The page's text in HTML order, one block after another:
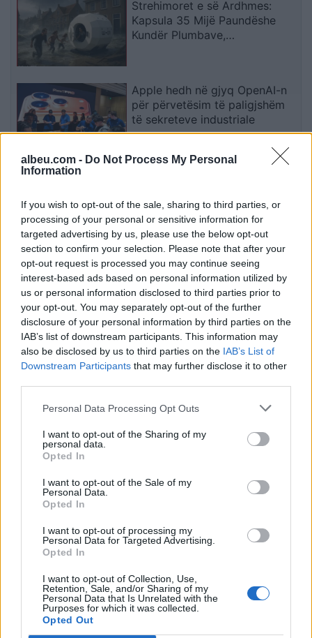
albeu.com - Do Not Process My Personal
Information
If you wish to opt-out of the sale, sharing to third parties, or
processing of your personal or sensitive information for
targeted advertising by us, please use the below opt-out
section to confirm your selection. Please note that after your
opt-out request is processed you may continue seeing
interest-based ads based on personal information utilized by
us or personal information disclosed to third parties prior to
your opt-out. You may separately opt-out of the further
disclosure of your personal information by third parties on the
IAB’s list of downstream participants. This information may
also be disclosed by us to third parties on the IAB’s List of
Downstream Participants that may further disclose it to other
Personal Data Processing Opt Outs
I want to opt-out of the Sharing of my
personal data.
Opted In
I want to opt-out of the Sale of my
Personal Data.
Opted In
I want to opt-out of processing my
Personal Data for Targeted Advertising.
Opted In
I want to opt-out of Collection, Use,
Retention, Sale, and/or Sharing of my
Personal Data that Is Unrelated with the
Purposes for which it was collected.
Opted Out
Strehimoret e së Ardhmes:
Kapsula 35 Mijë Paundëshe
Kundër Plumbave,
Apple hedh në gjyq OpenAI-n
për përvetësim të paligjshëm
të sekreteve industriale
Google, kërkimet arrijnë nivele
të papara
Kina zbulon robotë humanoidë
tepër realistë, të projektuar për
shoqëri afatgjatë
Esim for Global|Esim for Europe|Esim for Caribbean
Esim for USA | Esim for Italy|Esim for Spain
for Turkey